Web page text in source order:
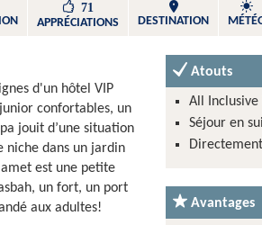
71
APPRÉCIATIONS
DESTINATION
d'un hôtel VIP
confortables, un
jouit d’une situation
niche dans un jardin
est une petite
un fort, un port
aux adultes!
Atouts
All
Séjour en
Avantages